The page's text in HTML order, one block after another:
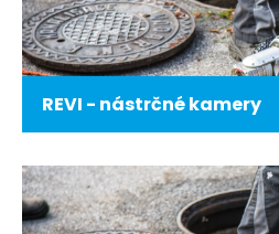
REVI - nástrčné kamery